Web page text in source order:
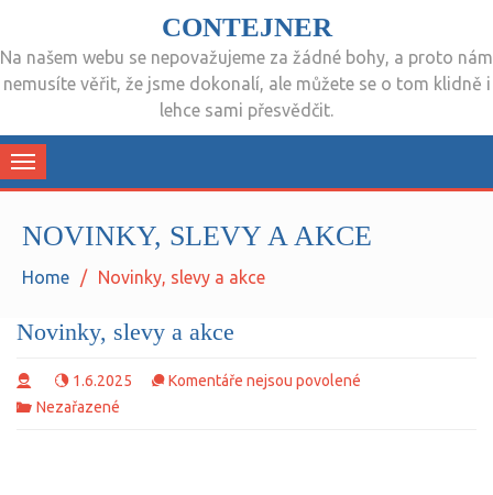
CONTEJNER
Na našem webu se nepovažujeme za žádné bohy, a proto nám
nemusíte věřit, že jsme dokonalí, ale můžete se o tom klidně i
lehce sami přesvědčit.
Toggle
navigation
NOVINKY, SLEVY A AKCE
Home Novinky, slevy a akce
Novinky, slevy a akce
1.6.2025 Komentáře nejsou povolené
Nezařazené